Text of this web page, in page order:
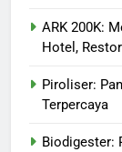
ARK 200K:
Hotel,
Piroliser:
Terpercaya
Biodigester: